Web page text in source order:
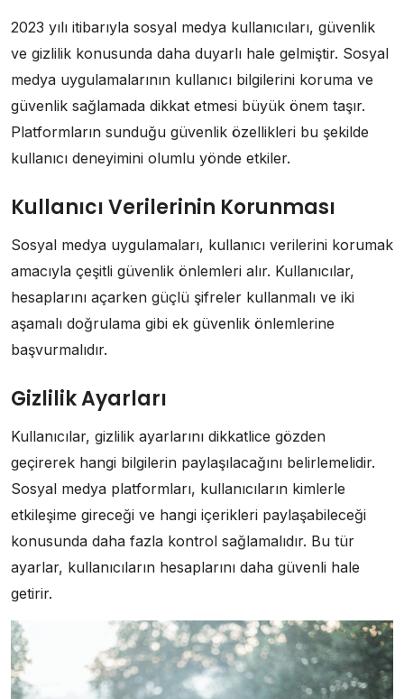
2023 yılı itibarıyla sosyal medya kullanıcıları, güvenlik
ve gizlilik konusunda daha duyarlı hale gelmiştir. Sosyal
medya uygulamalarının kullanıcı bilgilerini koruma ve
güvenlik sağlamada dikkat etmesi büyük önem taşır.
Platformların sunduğu güvenlik özellikleri bu şekilde
kullanıcı deneyimini olumlu yönde etkiler.
Kullanıcı Verilerinin Korunması
Sosyal medya uygulamaları, kullanıcı verilerini korumak
amacıyla çeşitli güvenlik önlemleri alır. Kullanıcılar,
hesaplarını açarken güçlü şifreler kullanmalı ve iki
aşamalı doğrulama gibi ek güvenlik önlemlerine
başvurmalıdır.
Gizlilik Ayarları
Kullanıcılar, gizlilik ayarlarını dikkatlice gözden
geçirerek hangi bilgilerin paylaşılacağını belirlemelidir.
Sosyal medya platformları, kullanıcıların kimlerle
etkileşime gireceği ve hangi içerikleri paylaşabileceği
konusunda daha fazla kontrol sağlamalıdır. Bu tür
ayarlar, kullanıcıların hesaplarını daha güvenli hale
getirir.